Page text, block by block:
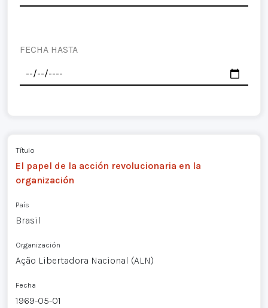
FECHA HASTA
Título
El papel de la acción revolucionaria en la
organización
País
Brasil
Organización
Ação Libertadora Nacional (ALN)
Fecha
1969-05-01